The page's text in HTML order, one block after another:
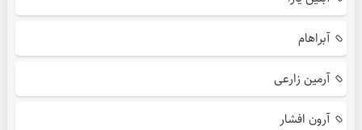
آبراهام
آرمین زارعی
آرون افشار